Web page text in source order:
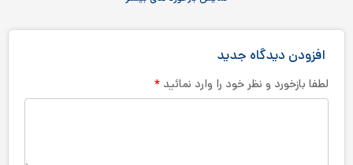
افزودن دیدگاه جدید
لطفا بازخورد و نظر خود را وارد نمائید *